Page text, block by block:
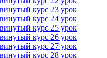
курс 23 урок
курс 24 урок
курс 25 урок
курс 26 урок
курс 27 урок
курс 28 урок